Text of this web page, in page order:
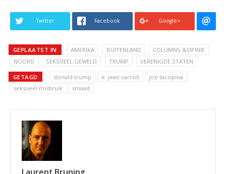
Twitter Facebook Google+
GEPLAATST IN AMERIKA BUITENLAND
COLUMNS &OPINIE
NOORD
SEKSUEEL GEWELD TRUMP VERENIGDE STATEN
GETAGD donald trump e. jean carroll
joe tacopina
seksueel misbruik
smaad
Laurent Bruning